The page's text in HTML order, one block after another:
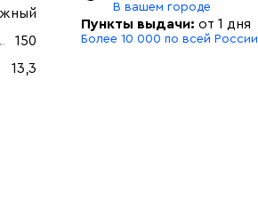
150
13,3
В вашем городе
Пункты выдачи: от 1 дня
Более 10 000 по всей России